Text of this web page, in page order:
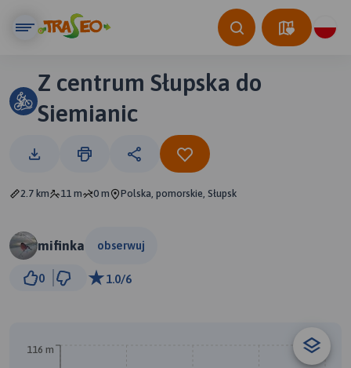
Z centrum Słupska do
Siemianic
2.7 km 11 m 0 m Polska, pomorskie, Słupsk
mifinka obserwuj
0 1.0/6
116 m